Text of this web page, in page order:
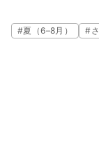
いつものゼリー作り
ションの1つとして使
ぜひ作ってみて下さ
#夏（6–8月） #